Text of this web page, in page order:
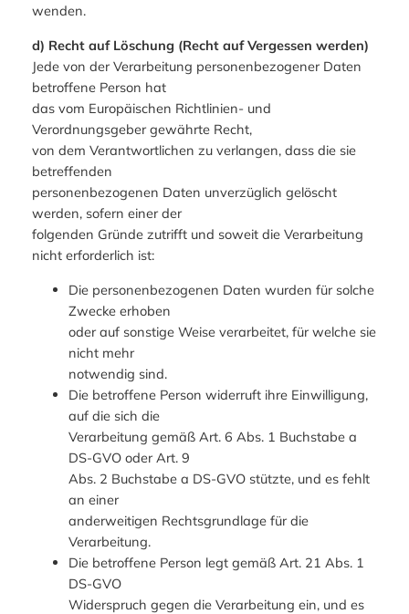
wenden.
d) Recht auf Löschung (Recht auf Vergessen werden)
Jede von der Verarbeitung personenbezogener Daten
betroffene Person hat
das vom Europäischen Richtlinien- und
Verordnungsgeber gewährte Recht,
von dem Verantwortlichen zu verlangen, dass die sie
betreffenden
personenbezogenen Daten unverzüglich gelöscht
werden, sofern einer der
folgenden Gründe zutrifft und soweit die Verarbeitung
nicht erforderlich ist:
Die personenbezogenen Daten wurden für solche
Zwecke erhoben
oder auf sonstige Weise verarbeitet, für welche sie
nicht mehr
notwendig sind.
Die betroffene Person widerruft ihre Einwilligung,
auf die sich die
Verarbeitung gemäß Art. 6 Abs. 1 Buchstabe a
DS-GVO oder Art. 9
Abs. 2 Buchstabe a DS-GVO stützte, und es fehlt
an einer
anderweitigen Rechtsgrundlage für die
Verarbeitung.
Die betroffene Person legt gemäß Art. 21 Abs. 1
DS-GVO
Widerspruch gegen die Verarbeitung ein, und es